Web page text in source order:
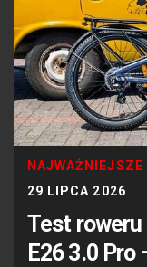
NAJWAŻNIEJSZE
29 LIPCA 2026
Test
E26 3.0